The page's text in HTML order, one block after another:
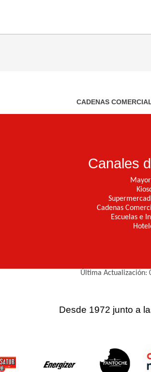
CADENAS
Canales
Cadenas
Escuelas e
Última Actualización:
Desde 1972 junto a